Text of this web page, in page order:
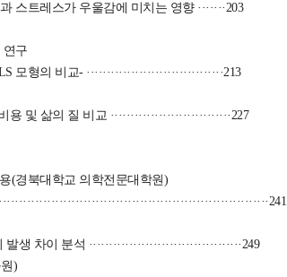
트레스가 우울감에 미치는 영향 ·······203
연구
교- ··································213
의 질 비교 ······························227
(경북대학교 의학전문대학원)
분석 ······································249
)